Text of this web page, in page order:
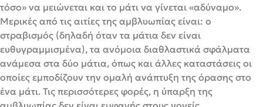
τόσο» να μειώνεται και το μάτι να γίνεται «αδύναμο».
Μερικές από τις αιτίες της αμβλυωπίας είναι: ο
στραβισμός (δηλαδή όταν τα μάτια δεν είναι
ευθυγραμμισμένα), τα ανόμοια διαθλαστικά σφάλματα
ανάμεσα στα δύο μάτια, όπως και άλλες καταστάσεις οι
οποίες εμποδίζουν την ομαλή ανάπτυξη της όρασης στο
ένα μάτι. Τις περισσότερες φορές, η ύπαρξη της